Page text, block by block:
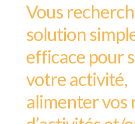
Vous
solution
efficace pour
votre activité,
alimenter vos